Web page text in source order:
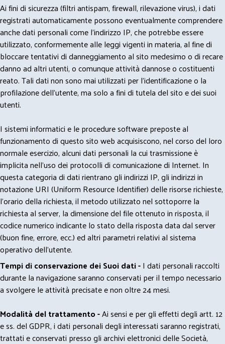
Ai fini di sicurezza (filtri antispam, firewall, rilevazione virus), i dati
registrati automaticamente possono eventualmente comprendere
anche dati personali come l'indirizzo IP, che potrebbe essere
utilizzato, conformemente alle leggi vigenti in materia, al fine di
bloccare tentativi di danneggiamento al sito medesimo o di recare
danno ad altri utenti, o comunque attività dannose o costituenti
reato. Tali dati non sono mai utilizzati per l'identificazione o la
profilazione dell'utente, ma solo a fini di tutela del sito e dei suoi
utenti.
I sistemi informatici e le procedure software preposte al
funzionamento di questo sito web acquisiscono, nel corso del loro
normale esercizio, alcuni dati personali la cui trasmissione è
implicita nell'uso dei protocolli di comunicazione di Internet. In
questa categoria di dati rientrano gli indirizzi IP, gli indirizzi in
notazione URI (Uniform Resource Identifier) delle risorse richieste,
l'orario della richiesta, il metodo utilizzato nel sottoporre la
richiesta al server, la dimensione del file ottenuto in risposta, il
codice numerico indicante lo stato della risposta data dal server
(buon fine, errore, ecc.) ed altri parametri relativi al sistema
operativo dell'utente.
Tempi di conservazione dei Suoi dati -I dati personali raccolti
durante la navigazione saranno conservati per il tempo necessario
a svolgere le attività precisate e non oltre 24 mesi.
Modalità del trattamento -Ai sensi e per gli effetti degli artt. 12
e ss. del GDPR, i dati personali degli interessati saranno registrati,
trattati e conservati presso gli archivi elettronici delle Società,